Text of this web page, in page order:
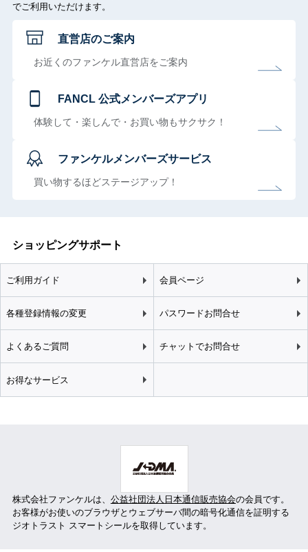
でご利用いただけます。
直営店のご案内
お近くのファンケル直営店をご案内
FANCL 公式メンバーズアプリ
体験して・楽しんで・お買い物もサクサク！
ファンケルメンバーズサービス
買い物するほどステージアップ！
ショッピングサポート
ご利用ガイド 会員ページ
各種登録情報の変更 パスワードお問合せ
よくあるご質問 チャットでお問合せ
お得なサービス
株式会社ファンケルは、 公益社団法人日本通信販売協会の会員です。
お客様がお使いのブラウザとウェブサーバ間の暗号化通信を証明する
ジオトラスト スマートシールを取得しています。